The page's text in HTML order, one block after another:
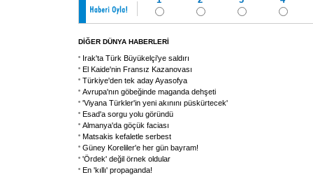
DİĞER DÜNYA HABERLERİ
Irak'ta Türk Büyükelçi'ye saldırı
El Kaide'nin Fransız Kazanovası
Türkiye'den tek aday Ayasofya
Avrupa'nın göbeğinde maganda dehşeti
'Viyana Türkler'in yeni akınını püskürtecek'
Esad'a sorgu yolu göründü
Almanya'da göçük faciası
Matsakis kefaletle serbest
Güney Koreliler'e her gün bayram!
'Ördek' değil örnek oldular
En 'kıllı' propaganda!